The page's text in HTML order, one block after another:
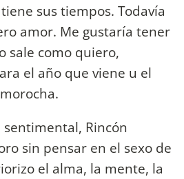
sus tiempos. Todavía
amor. Me gustaría tener
sale como quiero,
el año que viene u el
sentimental, Rincón
sin pensar en el sexo de
el alma, la mente, la